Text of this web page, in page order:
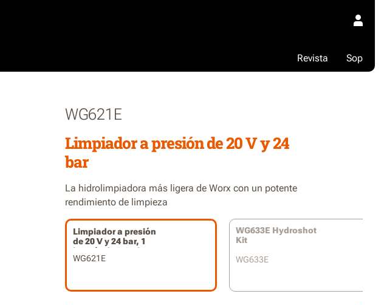
Sop
Revista
WG621E
Limpiador a presión de 20 V y 24
bar
La hidrolimpiadora más ligera de Worx con un potente
rendimiento de limpieza
Limpiador a presión
de 20 V y 24 bar, 1
batería de 2,0 Ah
WG621E
WG633E Hydroshot
Kit
WG633E